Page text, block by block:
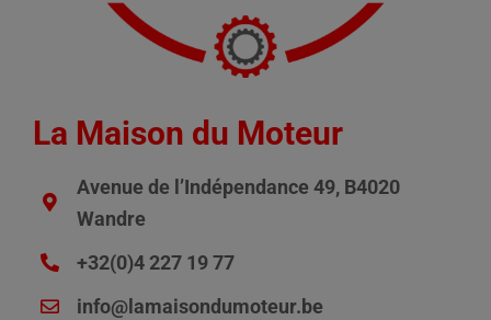
La Maison du Moteur
Avenue de l’Indépendance 49, B4020
Wandre
+32(0)4 227 19 77
info@lamaisondumoteur.be